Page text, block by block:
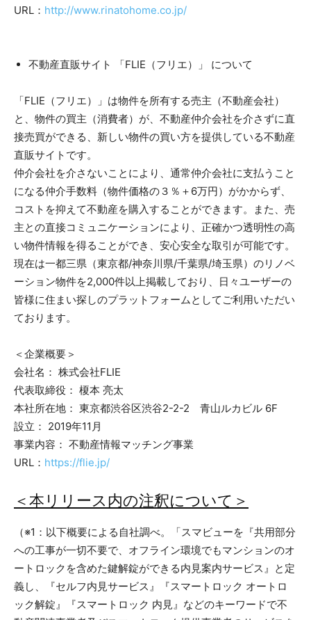
URL： http://www.rinatohome.co.jp/
不動産直販サイト 「FLIE（フリエ）」 について
「FLIE（フリエ）」は物件を所有する売主（不動産会社）
と、物件の買主（消費者）が、不動産仲介会社を介さずに直
接売買ができる、新しい物件の買い方を提供している不動産
直販サイトです。
仲介会社を介さないことにより、通常仲介会社に支払うこと
になる仲介手数料（物件価格の３％＋6万円）がかからず、
コストを抑えて不動産を購入することができます。また、売
主との直接コミュニケーションにより、正確かつ透明性の高
い物件情報を得ることができ、安心安全な取引が可能です。
現在は一都三県（東京都/神奈川県/千葉県/埼玉県）のリノベ
ーション物件を2,000件以上掲載しており、日々ユーザーの
皆様に住まい探しのプラットフォームとしてご利用いただい
ております。
＜企業概要＞
会社名： 株式会社FLIE
代表取締役： 榎本 亮太
本社所在地： 東京都渋谷区渋谷2-2-2 青山ルカビル 6F
設立： 2019年11月
事業内容： 不動産情報マッチング事業
URL： https://flie.jp/
＜本リリース内の注釈について＞
（※1：以下概要による自社調べ。「スマビューを『共用部分
への工事が一切不要で、オフライン環境でもマンションのオ
ートロックを含めた鍵解錠ができる内見案内サービス』と定
義し、『セルフ内見サービス』『スマートロック オートロ
ック解錠』『スマートロック 内見』などのキーワードで不